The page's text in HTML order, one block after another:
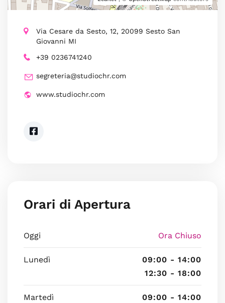
Via Cesare da Sesto, 12, 20099 Sesto San
Giovanni MI
+39 0236741240
segreteria@studiochr.com
www.studiochr.com
Orari di Apertura
Oggi Ora Chiuso
Lunedì
09:00 - 14:00
12:30 - 18:00
Martedì
09:00 - 14:00